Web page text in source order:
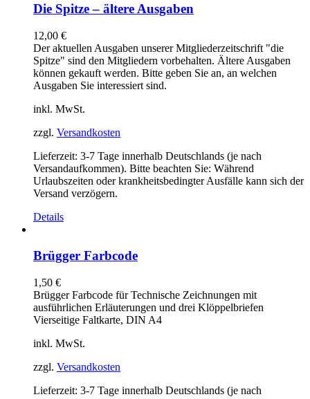
Die Spitze – ältere Ausgaben
12,00 €
Der aktuellen Ausgaben unserer Mitgliederzeitschrift "die
Spitze" sind den Mitgliedern vorbehalten. Ältere Ausgaben
können gekauft werden. Bitte geben Sie an, an welchen
Ausgaben Sie interessiert sind.
inkl. MwSt.
zzgl. Versandkosten
Lieferzeit: 3-7 Tage innerhalb Deutschlands (je nach
Versandaufkommen). Bitte beachten Sie: Während
Urlaubszeiten oder krankheitsbedingter Ausfälle kann sich der
Versand verzögern.
Details
Brügger Farbcode
1,50 €
Brügger Farbcode für Technische Zeichnungen mit
ausführlichen Erläuterungen und drei Klöppelbriefen
Vierseitige Faltkarte, DIN A4
inkl. MwSt.
zzgl. Versandkosten
Lieferzeit: 3-7 Tage innerhalb Deutschlands (je nach